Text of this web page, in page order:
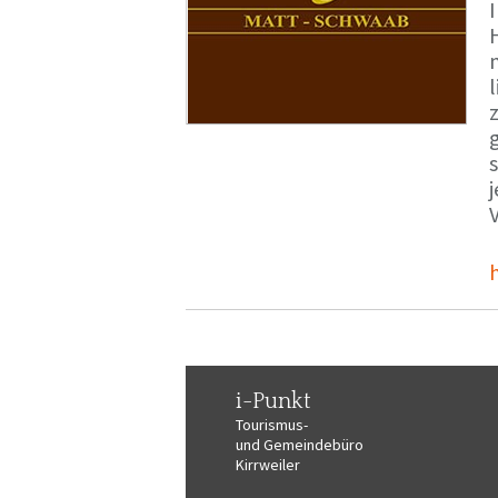
i-Punkt
Tourismus-
und Gemeindebüro
Kirrweiler